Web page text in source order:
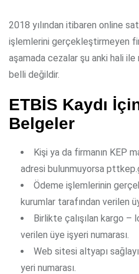
2018 yılından itibaren online
işlemlerini gerçekleştirmeyen
aşamada cezalar şu anki hali
belli değildir.
ETBİS Kaydı
Belgeler
Kişi ya da firmanın KEP
adresi bulunmuyorsa
Ödeme işlemlerinin
kurumlar tarafından verilen
Birlikte çalışılan kargo –
verilen üye işyeri numarası.
Web sitesi altyapı
yeri numarası.